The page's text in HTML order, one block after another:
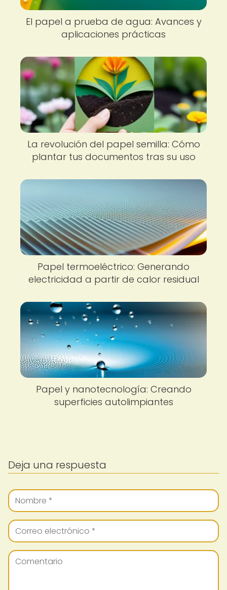
El papel a prueba de agua: Avances y
aplicaciones prácticas
La revolución del papel semilla: Cómo
plantar tus documentos tras su uso
Papel termoeléctrico: Generando
electricidad a partir de calor residual
Papel y nanotecnología: Creando
superficies autolimpiantes
Deja una respuesta